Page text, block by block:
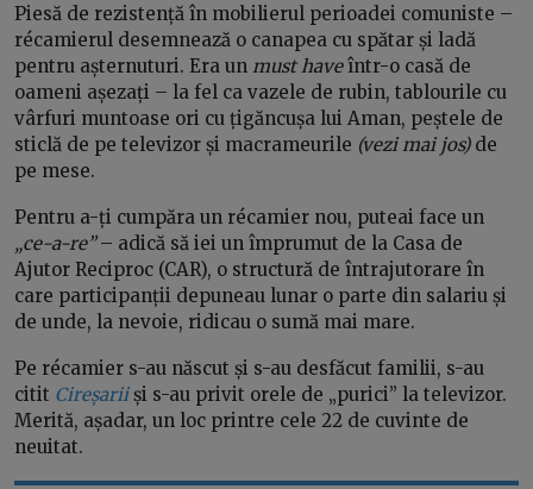
Piesă de rezistență în mobilierul perioadei comuniste –
récamierul desemnează o canapea cu spătar și ladă
pentru așternuturi. Era un must haveîntr-o casă de
oameni așezați – la fel ca vazele de rubin, tablourile cu
vârfuri muntoase ori cu țigăncușa lui Aman, peștele de
sticlă de pe televizor și macrameurile (vezi mai jos)de
pe mese.
Pentru a-ți cumpăra un récamier nou, puteai face un
„ce-a-re”– adică să iei un împrumut de la Casa de
Ajutor Reciproc (CAR), o structură de întrajutorare în
care participanții depuneau lunar o parte din salariu și
de unde, la nevoie, ridicau o sumă mai mare.
Pe récamier s-au născut și s-au desfăcut familii, s-au
citit Cireșariiși s-au privit orele de „purici” la televizor.
Merită, așadar, un loc printre cele 22 de cuvinte de
neuitat.